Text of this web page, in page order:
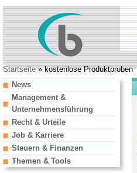
Startseite» kostenlose Produktproben
News
Management &
Unternehmensführung
Recht & Urteile
Job & Karriere
Steuern & Finanzen
Themen & Tools